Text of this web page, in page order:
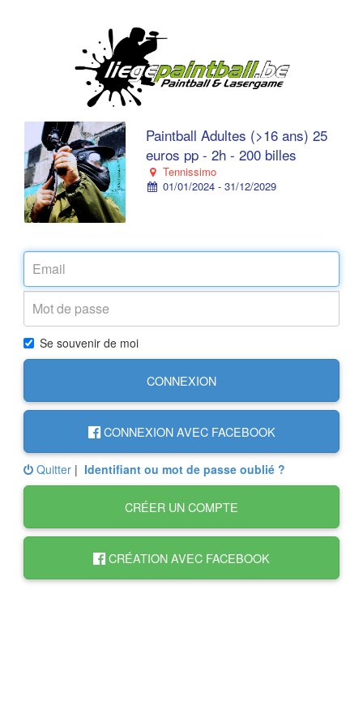
Paintball Adultes (>16 ans) 25
euros pp - 2h - 200 billes
Tennissimo
01/01/2024 - 31/12/2029
Se souvenir de moi
CONNEXION
CONNEXION AVEC FACEBOOK
Quitter | Identifiant ou mot de passe oublié ?
CRÉER UN COMPTE
CRÉATION AVEC FACEBOOK